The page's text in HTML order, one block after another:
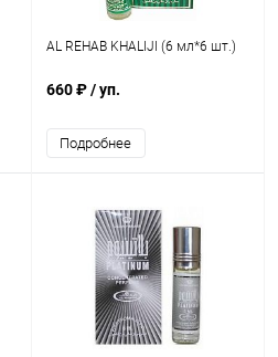
AL REHAB KHALIJI (6 мл*6 шт.)
660 ₽/ уп.
Подробнее